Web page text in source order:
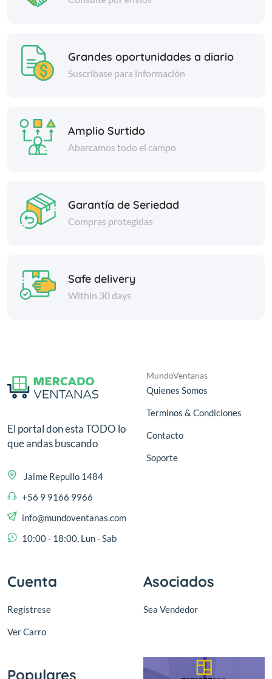
Grandes oportunidades a diario
Suscribase para información
Amplio Surtido
Abarcamos todo el campo
Garantía de Seriedad
Compras protegidas
Safe delivery
Within 30 days
El portal don esta TODO lo
que andas buscando
Jaime Repullo 1484
+56 9 9166 9966
info@mundoventanas.com
10:00 - 18:00, Lun - Sab
MundoVentanas
Quienes Somos
Terminos & Condiciones
Contacto
Soporte
Cuenta
Registrese
Ver Carro
Asociados
Sea Vendedor
Populares